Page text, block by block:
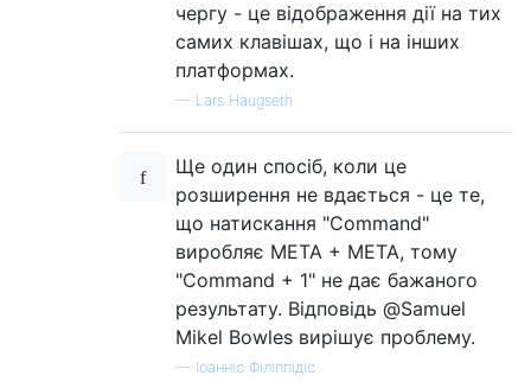
чергу - це відображення дії на тих
самих клавішах, що і на інших
платформах.
— Lars Haugseth
Ще один спосіб, коли це
розширення не вдається - це те,
що натискання "Command"
виробляє META + META, тому
"Command + 1" не дає бажаного
результату. Відповідь @Samuel
Mikel Bowles вирішує проблему.
— Іоанніс Філіппідіс